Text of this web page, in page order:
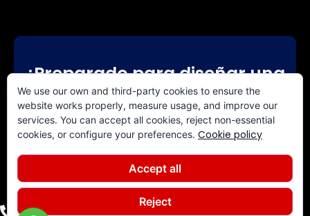
¿Preparado para diseñar una
experiencia a medida?
CONTACTA CON NOSOTROS
+34 640 844 308
We use our own and third-party cookies to ensure the
website works properly, measure usage, and improve our
services. You can accept all cookies, reject non-essential
cookies, or configure your preferences. Cookie policy
Accept all
Reject